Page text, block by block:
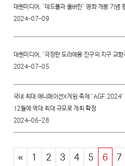
대원미디어, ‘데드풀과 울버린’ 영화 개봉 기념
2024-07-09
대원미디어, ‘극장판 도라에몽 진구의 지구 교
2024-07-05
국내 최대 애니메이션X게임 축제 ‘AGF
12월에 역대 최대 규모로 개최 확정
2024-06-28
« 1 2 3 4 5 6 7